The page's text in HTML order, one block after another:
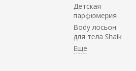
Детская
парфюмерия
Body лосьон
для тела Shaik